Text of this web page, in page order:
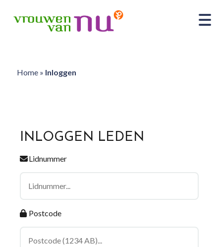
Home» Inloggen
INLOGGEN LEDEN
Lidnummer
Postcode